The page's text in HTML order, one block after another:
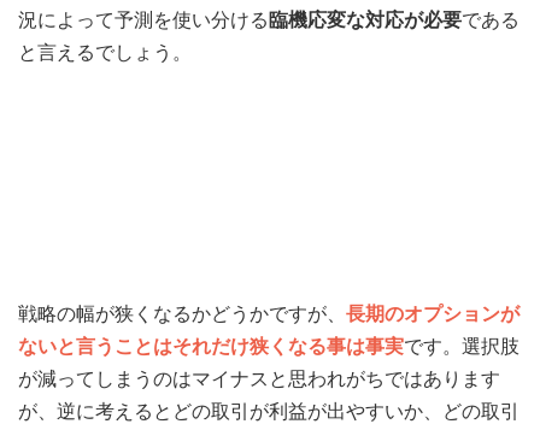
況によって予測を使い分ける臨機応変な対応が必要である
と言えるでしょう。
戦略の幅が狭くなるかどうかですが、 長期のオプションが
ないと言うことはそれだけ狭くなる事は事実です。選択肢
が減ってしまうのはマイナスと思われがちではあります
が、逆に考えるとどの取引が利益が出やすいか、どの取引